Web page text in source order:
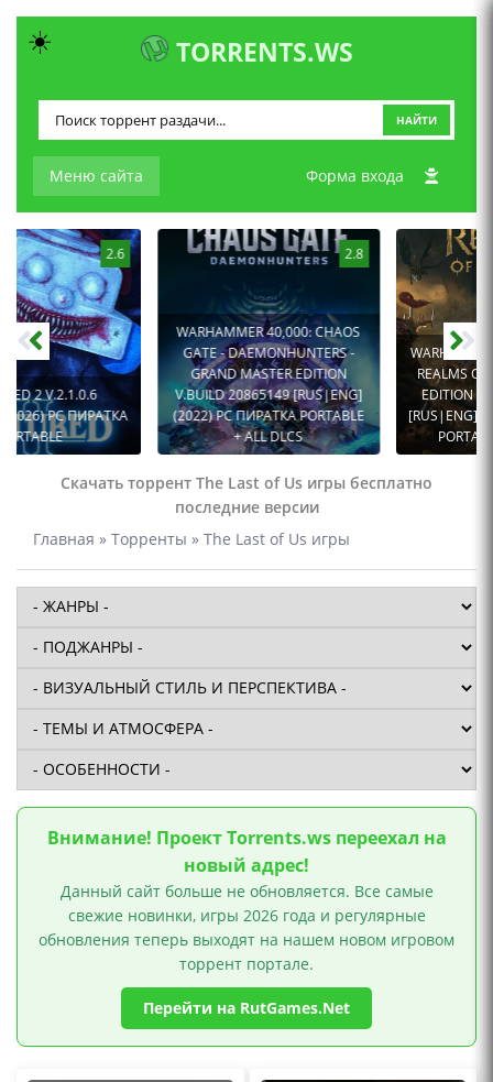
TORRENTS.WS
Меню сайта
НАЙТИ
Форма входа
2.8
WARHAMMER 40,000: CHAOS
GATE - DAEMONHUNTERS -
GRAND MASTER EDITION
V.BUILD 20865149 [RUS|ENG]
(2022) PC ПИРАТКА PORTABLE
+ ALL DLCS
2.4
WARHAMMER AGE OF SIGMAR:
REALMS OF RUIN - ULTIMATE
EDITION V.BUILD 16842927
[RUS|ENG] (2023) PC ПИРАТКА
PORTABLE + ALL DLCS
Скачать торрент The Last of Us игры бесплатно
последние версии
Главная » Торренты » The Last of Us игры
Внимание! Проект Torrents.ws переехал на
новый адрес!
Данный сайт больше не обновляется. Все самые
свежие новинки, игры 2026 года и регулярные
обновления теперь выходят на нашем новом игровом
торрент портале.
Перейти на RutGames.Net
☀️